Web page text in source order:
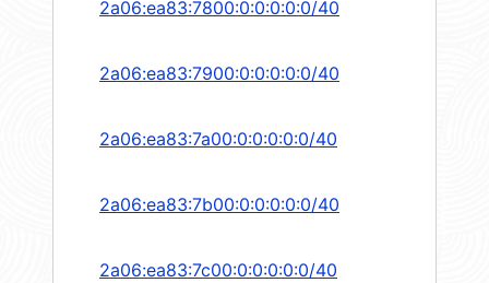
2a06:ea83:7800:0:0:0:0:0/40
2a06:ea83:7900:0:0:0:0:0/40
2a06:ea83:7a00:0:0:0:0:0/40
2a06:ea83:7b00:0:0:0:0:0/40
2a06:ea83:7c00:0:0:0:0:0/40